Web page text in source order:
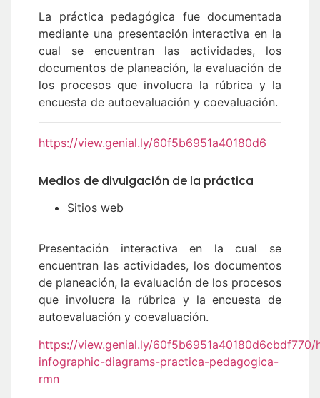
La práctica pedagógica fue documentada
mediante una presentación interactiva en la
cual se encuentran las actividades, los
documentos de planeación, la evaluación de
los procesos que involucra la rúbrica y la
encuesta de autoevaluación y coevaluación.
https://view.genial.ly/60f5b6951a40180d6
Medios de divulgación de la práctica
Sitios web
Presentación interactiva en la cual se
encuentran las actividades, los documentos
de planeación, la evaluación de los procesos
que involucra la rúbrica y la encuesta de
autoevaluación y coevaluación.
https://view.genial.ly/
infographic-diagrams-practica-pedagogica-
rmn